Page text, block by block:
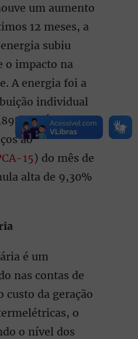
um aumento
12 meses, a
subiu
o impacto na
A energia foi a
individual
no Índice
ao
15) do mês de
alta de 9,30%
é um
nas contas de
custo da geração
o
o nível dos